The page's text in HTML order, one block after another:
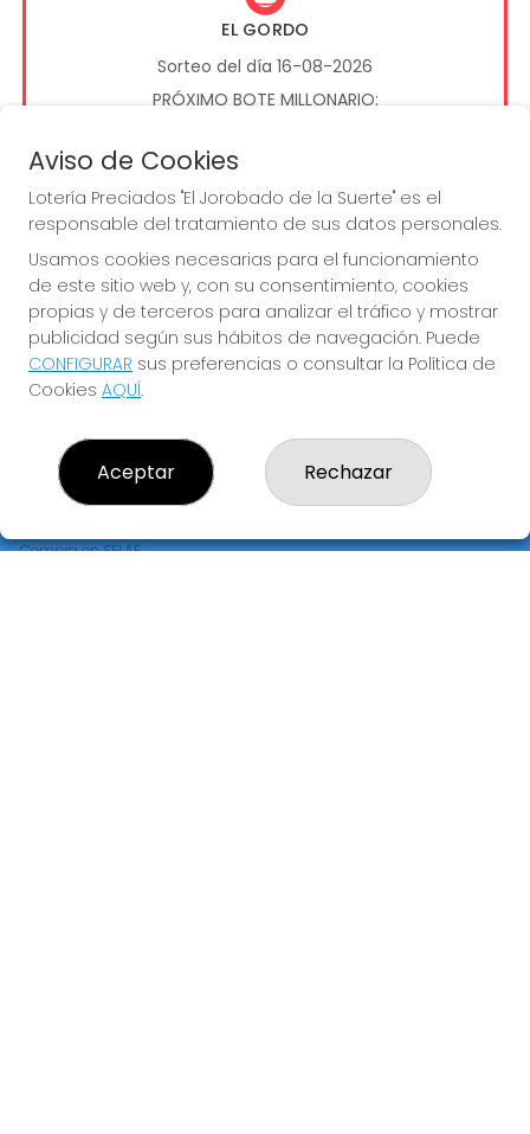
EL GORDO
Sorteo del día 16-08-2026
PRÓXIMO BOTE MILLONARIO:
13.200.000€
JUGAR EL GORDO
LOTERÍA PRECIADOS "EL JOROBADO DE LA SUERTE"
Comprar lotería
Resultados
Contacto
Empresas
Compra en SELAE
Aviso de Cookies
Lotería Preciados "El Jorobado de la Suerte" es el
responsable del tratamiento de sus datos personales.
Usamos cookies necesarias para el funcionamiento
de este sitio web y, con su consentimiento, cookies
propias y de terceros para analizar el tráfico y mostrar
publicidad según sus hábitos de navegación. Puede
CONFIGURAR sus preferencias o consultar la Política de
Cookies AQUÍ.
Aceptar Rechazar